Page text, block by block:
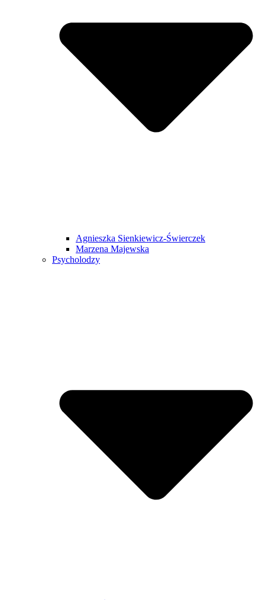
Agnieszka Sienkiewicz-Świerczek
Marzena Majewska
Psycholodzy